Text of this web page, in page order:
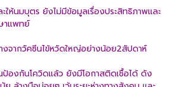
ห้นมบุตร ยังไม่มีข้อมูลเรื่องประสิทธิภาพและ
าแพทย์
างจากวัคซีนไข้หวัดใหญ่อย่างน้อย2สัปดาห์
องกันโควิดแล้ว ยังมีโอกาสติดเชื้อได้ ดัง